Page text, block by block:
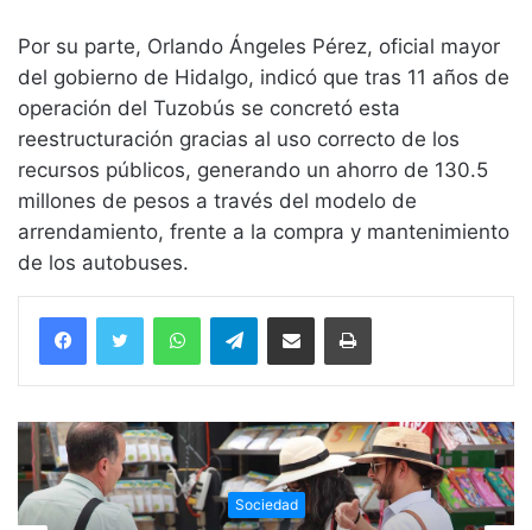
Por su parte, Orlando Ángeles Pérez, oficial mayor
del gobierno de Hidalgo, indicó que tras 11 años de
operación del Tuzobús se concretó esta
reestructuración gracias al uso correcto de los
recursos públicos, generando un ahorro de 130.5
millones de pesos a través del modelo de
arrendamiento, frente a la compra y mantenimiento
de los autobuses.
WhatsAppTelegramCompartir vía email Imprimir
Sociedad